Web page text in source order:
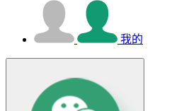
我的